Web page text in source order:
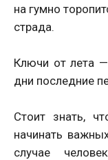
на гумно
страда.
Ключи от лета
дни последние
Стоит знать,
начинать
случае